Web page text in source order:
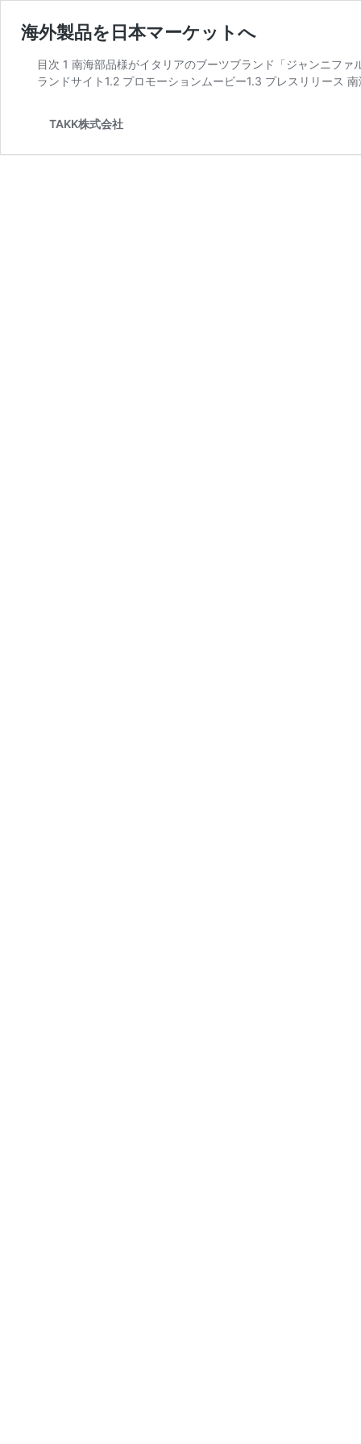
海外製品を日本マーケットへ
目次 1 南海部品様がイタリアのブーツブランド「ジャンニフ
ランドサイト1.2 プロモーションムービー1.3 プレスリリース
TAKK株式会社